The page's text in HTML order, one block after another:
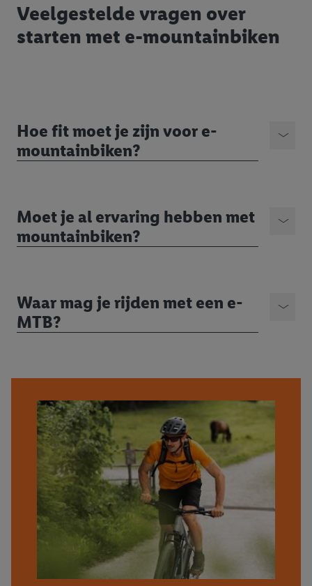
Veelgestelde vragen over
starten met e-mountainbiken
Hoe fit moet je zijn voor e-
mountainbiken?
Moet je al ervaring hebben met
mountainbiken?
Waar mag je rijden met een e-
MTB?